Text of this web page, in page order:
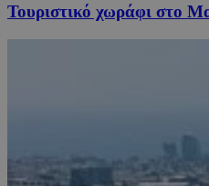
Τουριστικό χωράφι στο